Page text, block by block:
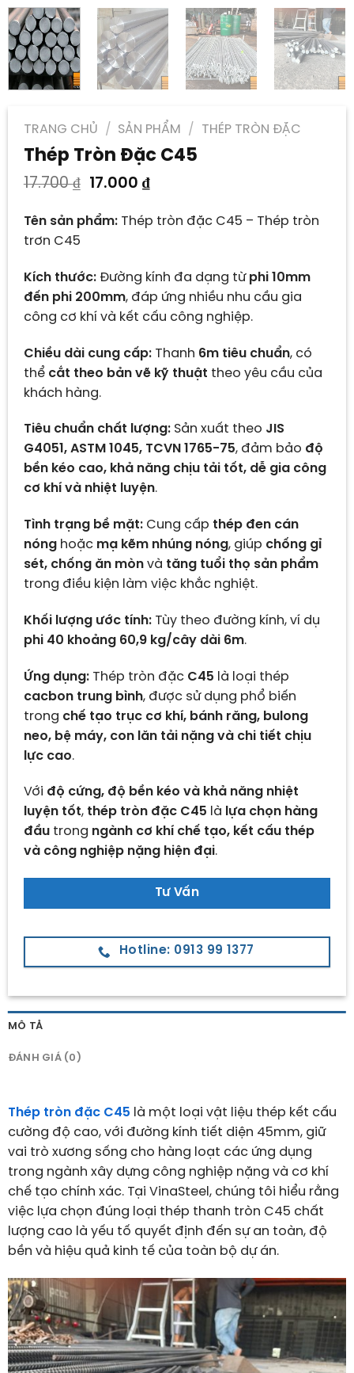
TRANG CHỦ / SẢN PHẨM / THÉP TRÒN ĐẶC
Thép Tròn Đặc C45
17.700₫
Giá
là:
17.700 ₫.
17.000 ₫Giá
tại
là:
Tên sản phẩm:Thép tròn đặc C45 – Thép tròn
trơn C45
Kích thước:Đường kính đa dạng từ phi 10mm
đến phi 200mm, đáp ứng nhiều nhu cầu gia
công cơ khí và kết cấu công nghiệp.
Chiều dài cung cấp:Thanh 6m tiêu chuẩn, có
thể cắt theo bản vẽ kỹ thuật theo yêu cầu của
khách hàng.
Tiêu chuẩn chất lượng:Sản xuất theo JIS
G4051, ASTM 1045, TCVN 1765-75, đảm bảo độ
bền kéo cao, khả năng chịu tải tốt, dễ gia công
cơ khí và nhiệt luyện.
Tình trạng bề mặt:Cung cấp thép đen cán
nónghoặc mạ kẽm nhúng nóng, giúp chống gỉ
sét, chống ăn mònvà tăng tuổi thọ sản phẩm
trong điều kiện làm việc khắc nghiệt.
Khối lượng ước tính:Tùy theo đường kính, ví dụ
phi 40 khoảng 60,9 kg/cây dài 6m.
Ứng dụng:Thép tròn đặc C45 là loại thép
cacbon trung bình, được sử dụng phổ biến
trong chế tạo trục cơ khí, bánh răng, bulong
neo, bệ máy, con lăn tải nặng và chi tiết chịu
lực cao.
Với độ cứng, độ bền kéo và khả năng nhiệt
luyện tốt, thép tròn đặc C45 là lựa chọn hàng
đầutrong ngành cơ khí chế tạo, kết cấu thép
và công nghiệp nặng hiện đại.
Tư Vấn
Hotline: 0913 99 1377
MÔ TẢ
ĐÁNH GIÁ (0)
Thép tròn đặc C45 là một loại vật liệu thép kết cấu
cường độ cao, với đường kính tiết diện 45mm, giữ
vai trò xương sống cho hàng loạt các ứng dụng
trong ngành xây dựng công nghiệp nặng và cơ khí
chế tạo chính xác. Tại VinaSteel, chúng tôi hiểu rằng
việc lựa chọn đúng loại thép thanh tròn C45 chất
lượng cao là yếu tố quyết định đến sự an toàn, độ
bền và hiệu quả kinh tế của toàn bộ dự án.